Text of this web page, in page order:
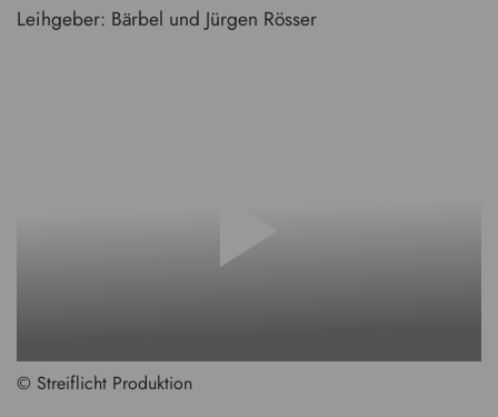
Leihgeber: Bärbel und Jürgen Rösser
© Streiflicht Produktion